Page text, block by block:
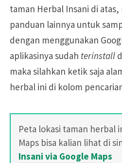
taman Herbal Insani di
panduan lainnya untuk
dengan menggunakan
aplikasinya sudah terinstall
maka silahkan ketik saja
herbal ini di kolom
Peta lokasi taman herbal
Maps bisa kalian lihat di
Insani via Google Maps